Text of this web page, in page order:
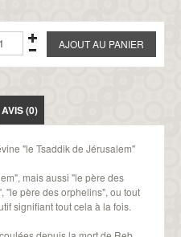
AVIS (0)
"le Tsaddik de Jérusalem"
mais aussi "le père des
"le père des orphelins", ou tout
signifiant tout cela à la fois.